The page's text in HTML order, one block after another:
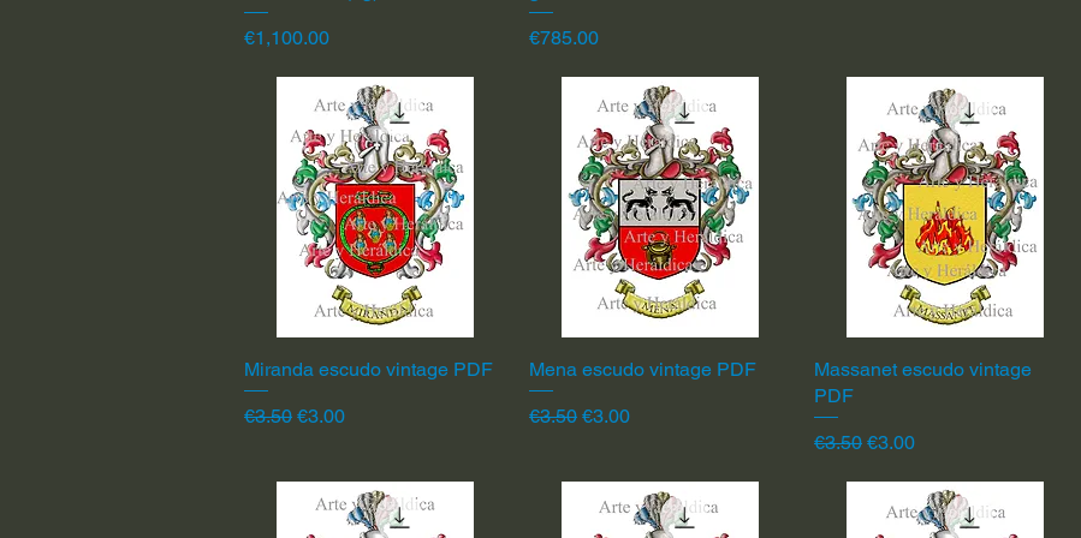
Price
€1,100.00
Price
€785.00
Quick View
Miranda escudo vintage PDF
Regular Price
€3.50 Sale Price
€3.00
Quick View
Mena escudo vintage PDF
Regular Price
€3.50 Sale Price
€3.00
Quick View
Massanet escudo vintage
PDF
Regular Price
€3.50 Sale Price
€3.00